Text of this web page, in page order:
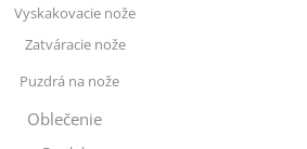
Vyskakovacie nože
Zatváracie nože
Puzdrá na nože
Oblečenie